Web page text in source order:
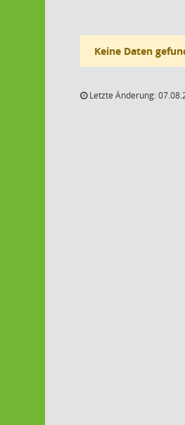
Keine Daten
Letzte Änderung: